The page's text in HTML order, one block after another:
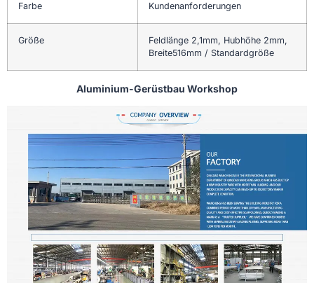
Farbe Kundenanforderungen
Größe
Feldlänge 2,1mm, Hubhöhe 2mm,
Breite516mm / Standardgröße
Aluminium-Gerüstbau Workshop